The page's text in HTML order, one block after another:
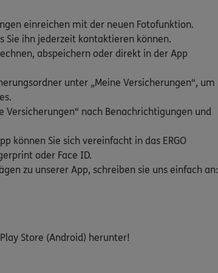
einreichen mit der neuen Fotofunktion.
Sie ihn jederzeit kontaktieren können.
abspeichern oder direkt in der App
unter „Meine Versicherungen“, um
Versicherungen“ nach Benachrichtigungen und
können Sie sich vereinfacht in das ERGO
oder Face ID.
zu unserer App, schreiben sie uns einfach an:
Store (Android) herunter!